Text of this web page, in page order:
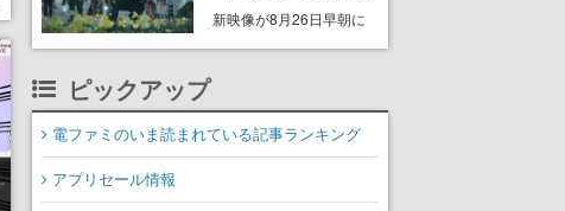
CITADEL」が登場し、火
新映像が8月26日早朝に
公開へ。『FF7』リメイ
ニングナイトライブにて
ディレクターの浜口直樹
ピックアップ
電ファミのいま読まれている記事ランキング
アプリセール情報